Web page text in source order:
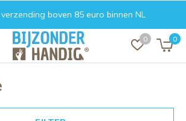
0 0
boven 85 euro binnen NL